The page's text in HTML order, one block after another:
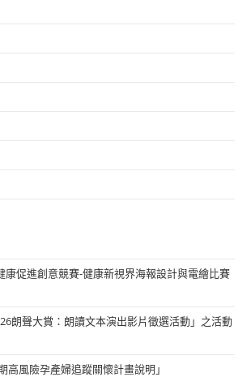
康促進創意競賽-健康新視界海報設計與電繪比賽
朗聲大賞：朗讀文本演出影片徵選活動」之活動
高風險孕產婦追蹤關懷計畫說明」